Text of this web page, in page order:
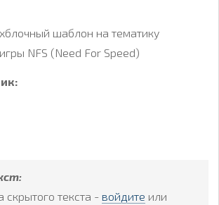
шаблон на тематику
NFS (Need For Speed)
скрытого текста - войдите или